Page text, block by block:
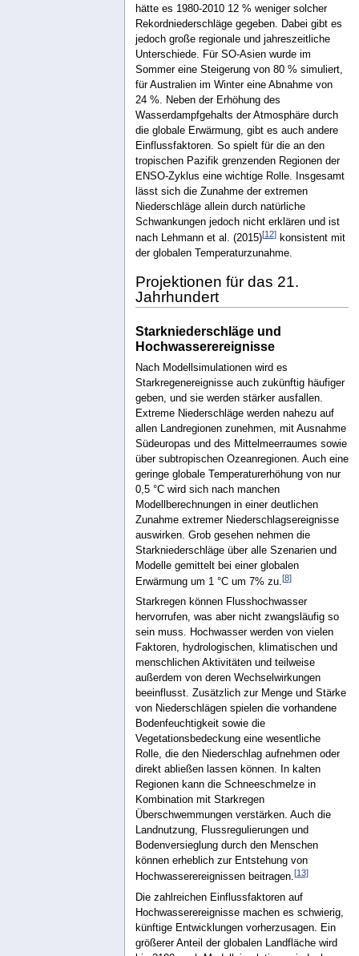
hätte es 1980-2010 12 % weniger solcher
Rekordniederschläge gegeben. Dabei gibt es
jedoch große regionale und jahreszeitliche
Unterschiede. Für SO-Asien wurde im
Sommer eine Steigerung von 80 % simuliert,
für Australien im Winter eine Abnahme von
24 %. Neben der Erhöhung des
Wasserdampfgehalts der Atmosphäre durch
die globale Erwärmung, gibt es auch andere
Einflussfaktoren. So spielt für die an den
tropischen Pazifik grenzenden Regionen der
ENSO-Zyklus eine wichtige Rolle. Insgesamt
lässt sich die Zunahme der extremen
Niederschläge allein durch natürliche
Schwankungen jedoch nicht erklären und ist
nach Lehmann et al. (2015)[12]konsistent mit
der globalen Temperaturzunahme.
Projektionen für das 21.
Jahrhundert
Starkniederschläge und
Hochwasserereignisse
Nach Modellsimulationen wird es
Starkregenereignisse auch zukünftig häufiger
geben, und sie werden stärker ausfallen.
Extreme Niederschläge werden nahezu auf
allen Landregionen zunehmen, mit Ausnahme
Südeuropas und des Mittelmeerraumes sowie
über subtropischen Ozeanregionen. Auch eine
geringe globale Temperaturerhöhung von nur
0,5 °C wird sich nach manchen
Modellberechnungen in einer deutlichen
Zunahme extremer Niederschlagsereignisse
auswirken. Grob gesehen nehmen die
Starkniederschläge über alle Szenarien und
Modelle gemittelt bei einer globalen
Erwärmung um 1 °C um 7% zu.[8]
Starkregen können Flusshochwasser
hervorrufen, was aber nicht zwangsläufig so
sein muss. Hochwasser werden von vielen
Faktoren, hydrologischen, klimatischen und
menschlichen Aktivitäten und teilweise
außerdem von deren Wechselwirkungen
beeinflusst. Zusätzlich zur Menge und Stärke
von Niederschlägen spielen die vorhandene
Bodenfeuchtigkeit sowie die
Vegetationsbedeckung eine wesentliche
Rolle, die den Niederschlag aufnehmen oder
direkt abließen lassen können. In kalten
Regionen kann die Schneeschmelze in
Kombination mit Starkregen
Überschwemmungen verstärken. Auch die
Landnutzung, Flussregulierungen und
Bodenversieglung durch den Menschen
können erheblich zur Entstehung von
Hochwasserereignissen beitragen.[13]
Die zahlreichen Einflussfaktoren auf
Hochwasserereignisse machen es schwierig,
künftige Entwicklungen vorherzusagen. Ein
größerer Anteil der globalen Landfläche wird